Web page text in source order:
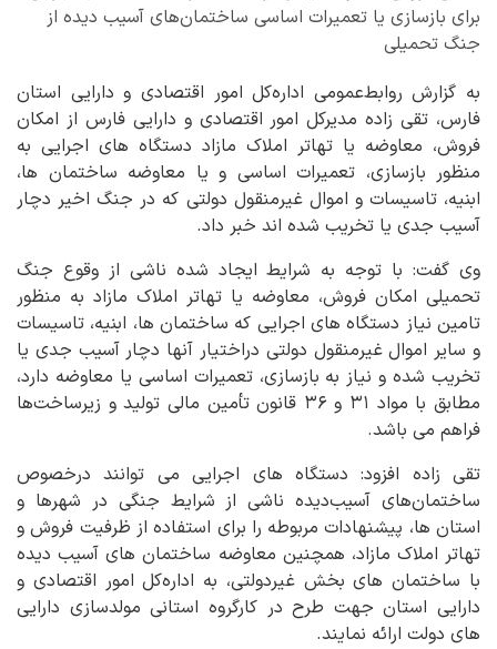
برای بازسازی یا تعمیرات اساسی ساختمان‌های آسیب دیده از
جنگ تحمیلی
به گزارش روابط‌عمومی اداره‌کل امور اقتصادی و دارایی استان
فارس، تقی زاده مدیرکل امور اقتصادی و دارایی فارس از امکان
فروش، معاوضه یا تهاتر املاک مازاد دستگاه های اجرایی به
منظور بازسازی، تعمیرات اساسی و یا معاوضه ساختمان ها،
ابنیه، تاسیسات و اموال غیرمنقول دولتی که در جنگ اخیر دچار
آسیب جدی یا تخریب شده اند خبر داد.
وی گفت: با توجه به شرایط ایجاد شده ناشی از وقوع جنگ
تحمیلی امکان فروش، معاوضه یا تهاتر املاک مازاد به منظور
تامین نیاز دستگاه های اجرایی که ساختمان ها، ابنیه، تاسیسات
و سایر اموال غیرمنقول دولتی دراختیار آنها دچار آسیب جدی یا
تخریب شده و نیاز به بازسازی، تعمیرات اساسی یا معاوضه دارد،
مطابق با مواد ۳۱ و ۳۶ قانون تأمین مالی تولید و زیرساخت‌ها
فراهم می باشد.
تقی زاده افزود: دستگاه های اجرایی می توانند درخصوص
ساختمان‌های آسیب‌دیده ناشی از شرایط جنگی در شهرها و
استان ها، پیشنهادات مربوطه را برای استفاده از ظرفیت فروش و
تهاتر املاک مازاد، همچنین معاوضه ساختمان های آسیب دیده
با ساختمان های بخش غیردولتی، به اداره‌کل امور اقتصادی و
دارایی استان جهت طرح در کارگروه استانی مولدسازی دارایی
های دولت ارائه نمایند.